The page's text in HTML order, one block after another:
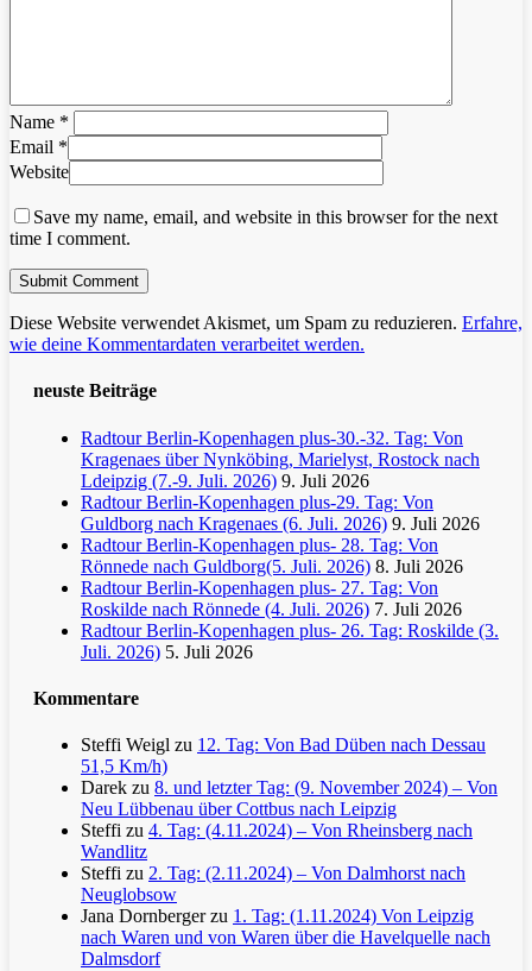
Name *
Email *
Website
Save my name, email, and website in this browser for the next
time I comment.
Diese Website verwendet Akismet, um Spam zu reduzieren. Erfahre,
wie deine Kommentardaten verarbeitet werden.
neuste Beiträge
Radtour Berlin-Kopenhagen plus-30.-32. Tag: Von
Kragenaes über Nynköbing, Marielyst, Rostock nach
Ldeipzig (7.-9. Juli. 2026) 9. Juli 2026
Radtour Berlin-Kopenhagen plus-29. Tag: Von
Guldborg nach Kragenaes (6. Juli. 2026) 9. Juli 2026
Radtour Berlin-Kopenhagen plus- 28. Tag: Von
Rönnede nach Guldborg(5. Juli. 2026) 8. Juli 2026
Radtour Berlin-Kopenhagen plus- 27. Tag: Von
Roskilde nach Rönnede (4. Juli. 2026) 7. Juli 2026
Radtour Berlin-Kopenhagen plus- 26. Tag: Roskilde (3.
Juli. 2026) 5. Juli 2026
Kommentare
Steffi Weigl zu 12. Tag: Von Bad Düben nach Dessau
51,5 Km/h)
Darek zu 8. und letzter Tag: (9. November 2024) – Von
Neu Lübbenau über Cottbus nach Leipzig
Steffi zu 4. Tag: (4.11.2024) – Von Rheinsberg nach
Wandlitz
Steffi zu 2. Tag: (2.11.2024) – Von Dalmhorst nach
Neuglobsow
Jana Dornbergerzu 1. Tag: (1.11.2024) Von Leipzig
nach Waren und von Waren über die Havelquelle nach
Dalmsdorf